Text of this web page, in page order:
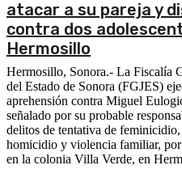
atacar a su pareja y
contra dos
Hermosillo
Hermosillo, Sonora.- La Fiscalía
del Estado de Sonora (FGJES)
aprehensión contra Miguel
señalado por su probable
delitos de tentativa de
homicidio y violencia familiar, por
en la colonia Villa Verde, en